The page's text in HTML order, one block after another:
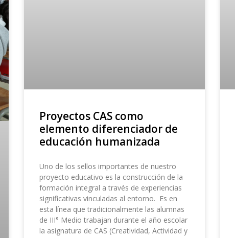
Proyectos CAS como
elemento diferenciador de
educación humanizada
Uno de los sellos importantes de nuestro
proyecto educativo es la construcción de la
formación integral a través de experiencias
significativas vinculadas al entorno. Es en
esta línea que tradicionalmente las alumnas
de III° Medio trabajan durante el año escolar
la asignatura de CAS (Creatividad, Actividad y